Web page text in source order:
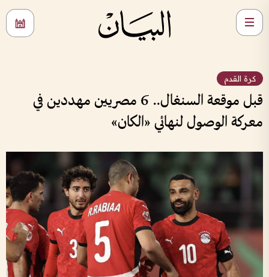
كرة القدم
قبل موقعة السنغال.. 6 مصريين مهددين في
معركة الوصول لنهائي «الكان»